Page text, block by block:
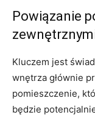
Powiązanie
Kluczem jest
wnętrza głównie
pomieszczenie,
będzie